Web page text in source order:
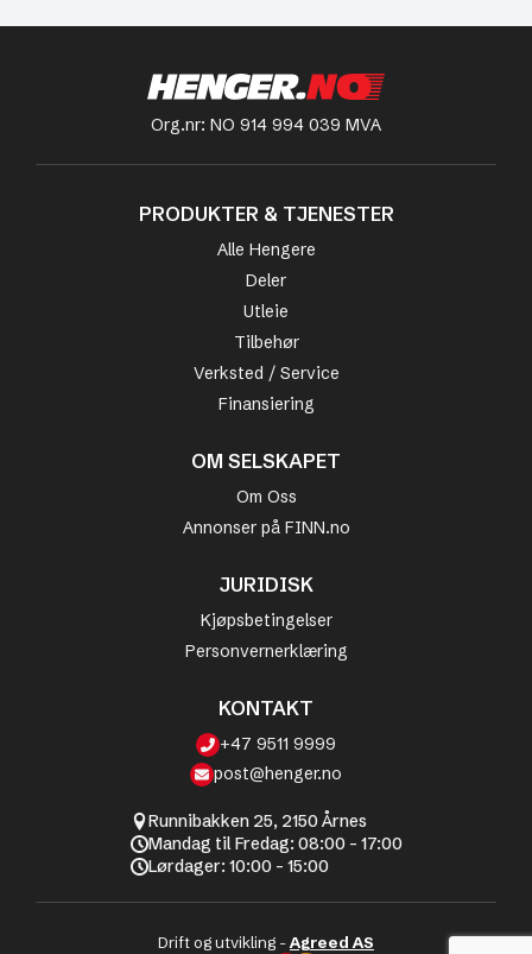
Org.nr: NO 914 994 039 MVA
PRODUKTER & TJENESTER
Alle Hengere
Deler
Utleie
Tilbehør
Verksted / Service
Finansiering
OM SELSKAPET
Om Oss
Annonser på FINN.no
JURIDISK
Kjøpsbetingelser
Personvernerklæring
KONTAKT
+47 9511 9999
post@henger.no
Runnibakken 25, 2150 Årnes
Mandag til Fredag: 08:00 - 17:00
Lørdager: 10:00 - 15:00
Drift og utvikling -Agreed AS